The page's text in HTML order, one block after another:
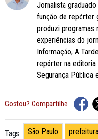
Jornalista
função de repórter
produzi programas
experiências do
Informação, A
repórter na editoria
Segurança Pública
Gostou? Compartilhe
Tags São Paulo prefeitura